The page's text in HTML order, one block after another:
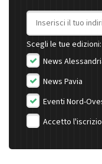
Indirizzo email
Scegli le tue edizioni:
News
News Pavia
Eventi Nord-
Accetto